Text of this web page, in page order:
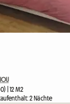
| 12 M2
2 Nächte